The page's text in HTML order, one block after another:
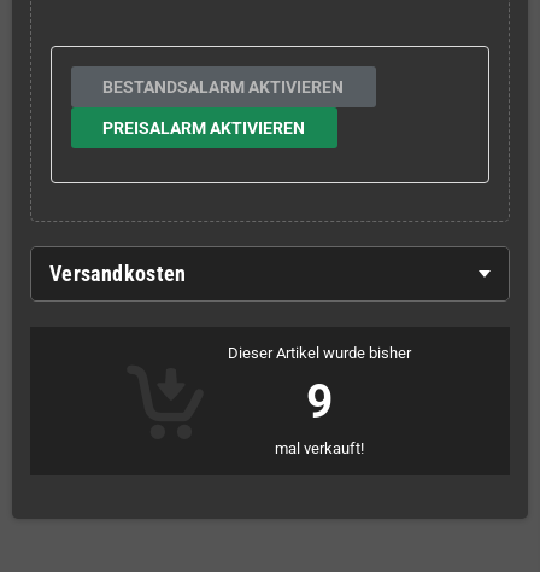
BESTANDSALARM AKTIVIEREN
PREISALARM AKTIVIEREN
Versandkosten
Dieser Artikel wurde bisher
9
mal verkauft!